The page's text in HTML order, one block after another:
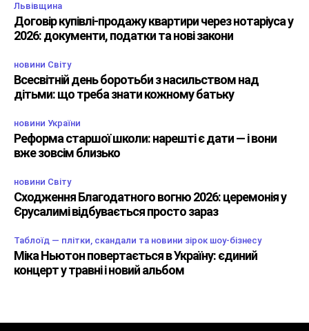
Львівщина
Договір купівлі-продажу квартири через нотаріуса у
2026: документи, податки та нові закони
новини Світу
Всесвітній день боротьби з насильством над
дітьми: що треба знати кожному батьку
новини України
Реформа старшої школи: нарешті є дати — і вони
вже зовсім близько
новини Світу
Сходження Благодатного вогню 2026: церемонія у
Єрусалимі відбувається просто зараз
Таблоїд — плітки, скандали та новини зірок шоу-бізнесу
Міка Ньютон повертається в Україну: єдиний
концерт у травні і новий альбом